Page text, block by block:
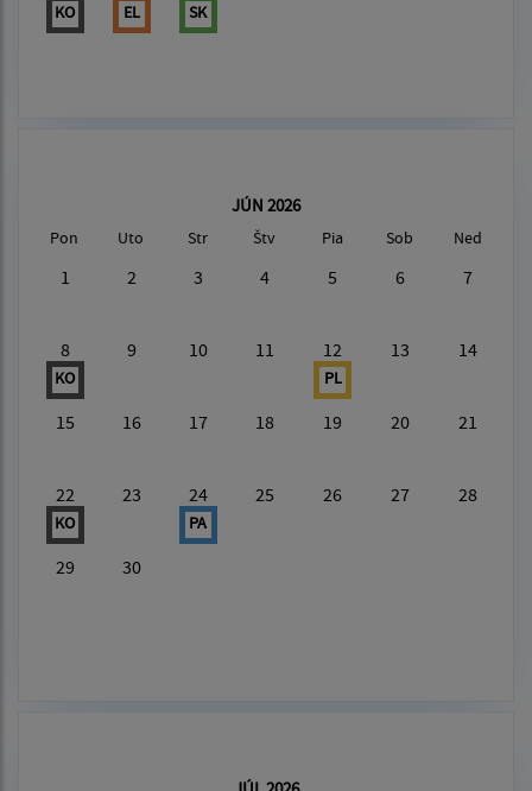
KO EL SK
JÚN 2026
Pon Uto Str Štv Pia Sob Ned
1 2 3 4 5 6 7
8
KO
9 10 11 12
PL
13 14
15 16 17 18 19 20 21
22
KO
23 24
PA
25 26 27 28
29 30